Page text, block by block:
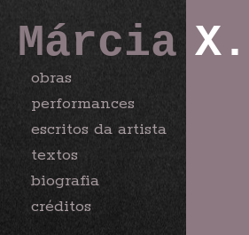
Márcia
obras
performances
escritos da artista
textos
biografia
créditos
X.